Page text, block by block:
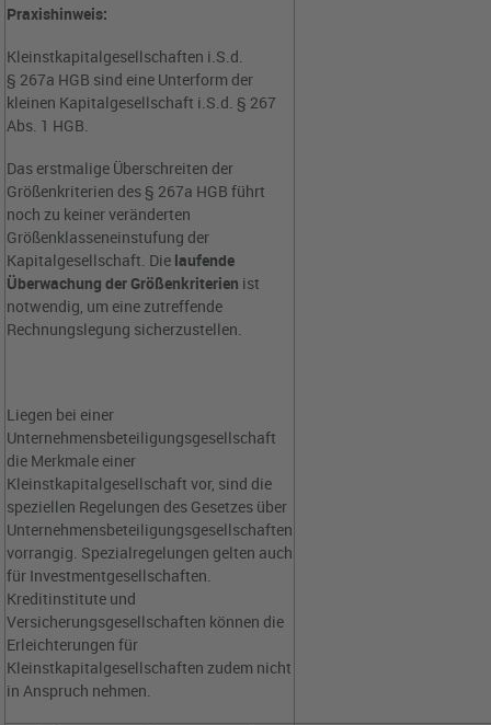
Praxishinweis:
Kleinstkapitalgesellschaften i.S.d.
§ 267a HGB sind eine Unterform der
kleinen Kapitalgesellschaft i.S.d. § 267
Abs. 1 HGB.
Das erstmalige Überschreiten der
Größenkriterien des § 267a HGB führt
noch zu keiner veränderten
Größenklasseneinstufung der
Kapitalgesellschaft. Die laufende
Überwachung der Größenkriterien ist
notwendig, um eine zutreffende
Rechnungslegung sicherzustellen.
Liegen bei einer
Unternehmensbeteiligungsgesellschaft
die Merkmale einer
Kleinstkapitalgesellschaft vor, sind die
speziellen Regelungen des Gesetzes über
Unternehmensbeteiligungsgesellschaften
vorrangig. Spezialregelungen gelten auch
für Investmentgesellschaften.
Kreditinstitute und
Versicherungsgesellschaften können die
Erleichterungen für
Kleinstkapitalgesellschaften zudem nicht
in Anspruch nehmen.